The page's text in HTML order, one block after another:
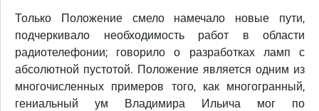
Только Положение смело намечало новые пути,
подчеркивало необходимость работ в области
радиотелефонии; говорило о разработках ламп с
абсолютной пустотой. Положение является одним из
многочисленных примеров того, как многогранный,
гениальный ум Владимира Ильича мог по